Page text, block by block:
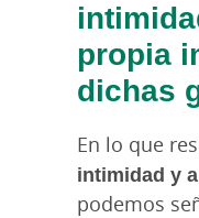
propia
dichas
En lo que
intimidad y
podemos